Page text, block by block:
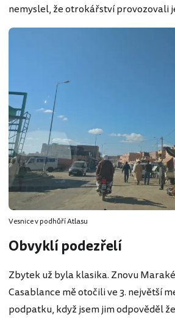
nemyslel, že otrokářství provozovali
Vesnice v podhůří Atlasu
Obvyklí podezřelí
Zbytek už byla klasika. Znovu
Casablance mě otočili ve 3. největší
podpatku, když jsem jim odpověděl